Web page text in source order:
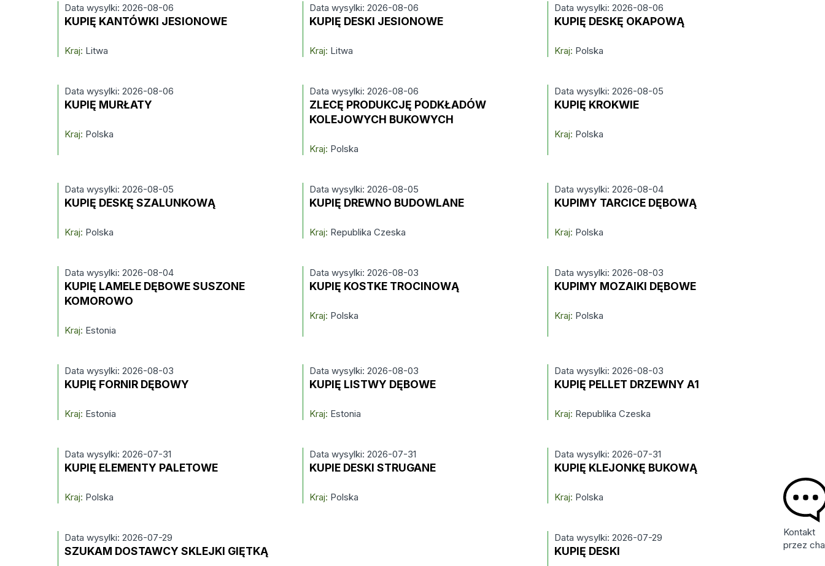
Data wysylki: 2026-08-06
KUPIĘ KANTÓWKI JESIONOWE
Kraj: Litwa
Data wysylki: 2026-08-06
KUPIĘ DESKI JESIONOWE
Kraj: Litwa
Data wysylki: 2026-08-06
KUPIĘ DESKĘ OKAPOWĄ
Kraj: Polska
Data wysylki: 2026-08-06
KUPIĘ MURŁATY
Kraj: Polska
Data wysylki: 2026-08-06
ZLECĘ PRODUKCJĘ PODKŁADÓW
KOLEJOWYCH BUKOWYCH
Kraj: Polska
Data wysylki: 2026-08-05
KUPIĘ KROKWIE
Kraj: Polska
Data wysylki: 2026-08-05
KUPIĘ DESKĘ SZALUNKOWĄ
Kraj: Polska
Data wysylki: 2026-08-05
KUPIĘ DREWNO BUDOWLANE
Kraj: Republika Czeska
Data wysylki: 2026-08-04
KUPIMY TARCICE DĘBOWĄ
Kraj: Polska
Data wysylki: 2026-08-04
KUPIĘ LAMELE DĘBOWE SUSZONE
KOMOROWO
Kraj: Estonia
Data wysylki: 2026-08-03
KUPIĘ KOSTKE TROCINOWĄ
Kraj: Polska
Data wysylki: 2026-08-03
KUPIMY MOZAIKI DĘBOWE
Kraj: Polska
Data wysylki: 2026-08-03
KUPIĘ FORNIR DĘBOWY
Kraj: Estonia
Data wysylki: 2026-08-03
KUPIĘ LISTWY DĘBOWE
Kraj: Estonia
Data wysylki: 2026-08-03
KUPIĘ PELLET DRZEWNY A1
Kraj: Republika Czeska
Data wysylki: 2026-07-31
KUPIĘ ELEMENTY PALETOWE
Kraj: Polska
Data wysylki: 2026-07-31
KUPIE DESKI STRUGANE
Kraj: Polska
Data wysylki: 2026-07-31
KUPIĘ KLEJONKĘ BUKOWĄ
Kraj: Polska
Data wysylki: 2026-07-29
SZUKAM DOSTAWCY SKLEJKI GIĘTKĄ
Data wysylki: 2026-07-29
KUPIĘ DESKI
Kontakt
przez